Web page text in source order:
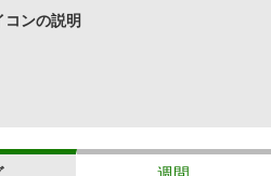
コンの説明